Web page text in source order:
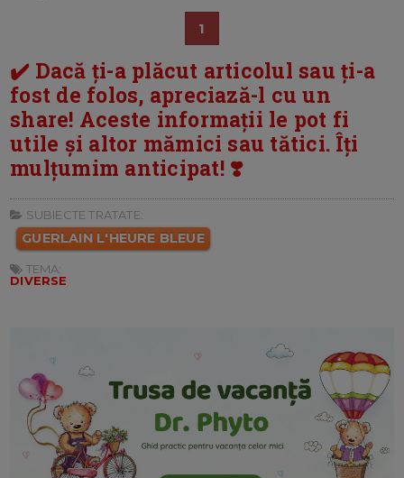
1
✔️ Dacă ți-a plăcut articolul sau ți-a
fost de folos, apreciază-l cu un
share! Aceste informații le pot fi
utile și altor mămici sau tătici. Îți
mulțumim anticipat! ❣️
SUBIECTE TRATATE:
GUERLAIN L'HEURE BLEUE
TEMA:
DIVERSE